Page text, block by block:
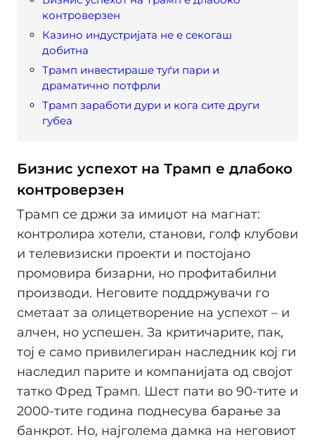
контроверзен
Казино индустријата не е секогаш
добитна
Трамп инвестираше туѓи пари и
драматично потфрли
Трамп заработи дури и кога сите други
губеа
Бизнис успехот на Трамп е длабоко
контроверзен
Трамп се држи за имиџот на магнат:
контролира хотели, станови, голф клубови
и телевизиски проекти и постојано
промовира бизарни, но профитабилни
производи. Неговите поддржувачи го
сметаат за олицетворение на успехот – и
алчен, но успешен. За критичарите, пак,
тој е само привилегиран наследник кој ги
наследил парите и компанијата од својот
татко Фред Трамп. Шест пати во 90-тите и
2000-тите година поднесува барање за
банкрот. Но, најголема дамка на неговиот